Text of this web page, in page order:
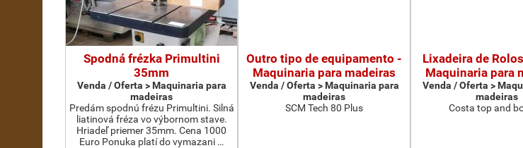
Spodná frézka Primultini
35mm
Venda / Oferta > Maquinaria para
madeiras
Predám spodnú frézu Primultini. Silná
liatinová fréza vo výbornom stave.
Hriadeľ priemer 35mm. Cena 1000
Euro Ponuka platí do vymazani …
Outro tipo de equipamento -
Maquinaria para madeiras
Venda / Oferta > Maquinaria para
madeiras
SCM Tech 80 Plus
Lixadeira de
Maquinaria para
Venda / Oferta >
madeiras
Costa top and